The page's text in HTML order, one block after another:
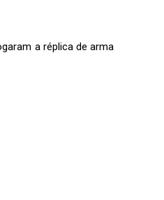
a réplica de arma